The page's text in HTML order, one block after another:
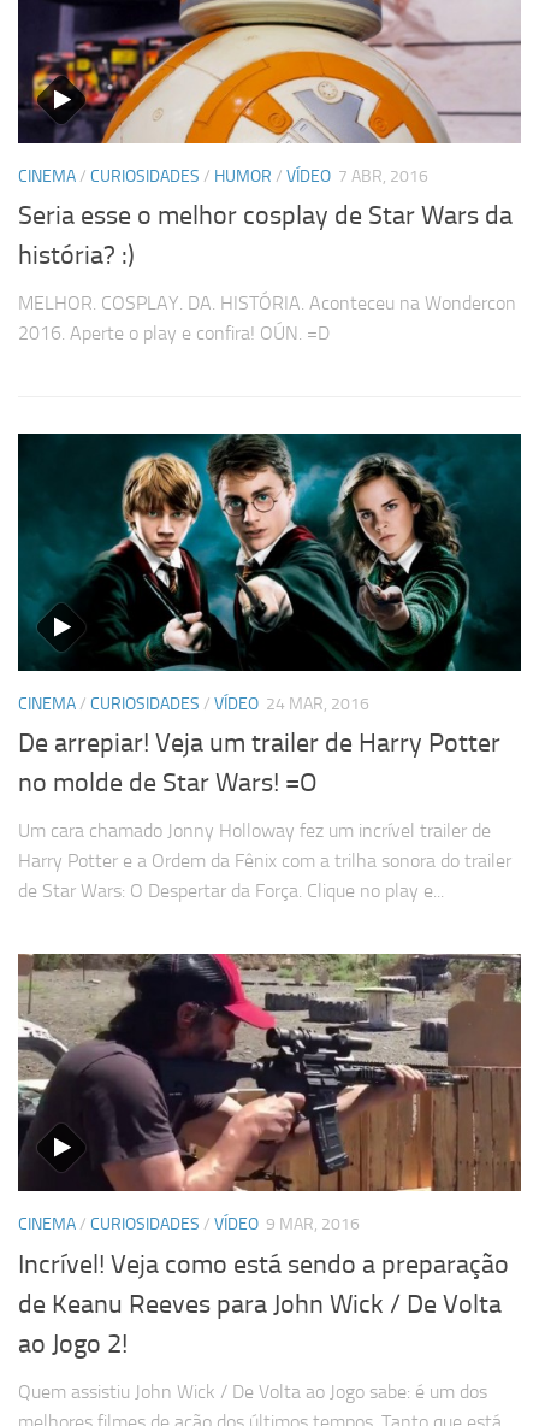
CINEMA/ CURIOSIDADES / HUMOR / VÍDEO 7 ABR, 2016
Seria esse o melhor cosplay de Star Wars da
história? :)
MELHOR. COSPLAY. DA. HISTÓRIA. Aconteceu na Wondercon
2016. Aperte o play e confira! OÚN. =D
CINEMA/ CURIOSIDADES / VÍDEO 24 MAR, 2016
De arrepiar! Veja um trailer de Harry Potter
no molde de Star Wars! =O
Um cara chamado Jonny Holloway fez um incrível trailer de
Harry Potter e a Ordem da Fênix com a trilha sonora do trailer
de Star Wars: O Despertar da Força. Clique no play e...
CINEMA/ CURIOSIDADES / VÍDEO 9 MAR, 2016
Incrível! Veja como está sendo a preparação
de Keanu Reeves para John Wick / De Volta
ao Jogo 2!
Quem assistiu John Wick / De Volta ao Jogo sabe: é um dos
melhores filmes de ação dos últimos tempos. Tanto que está